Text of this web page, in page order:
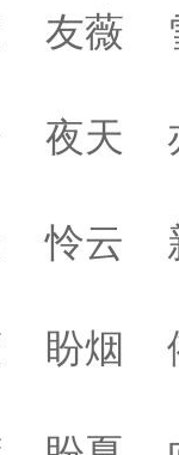
友薇
夜天
怜云
盼烟